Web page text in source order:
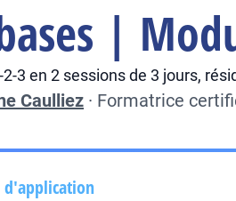
|
3 en 2 sessions de 3 jours,
Caulliez · Formatrice
d'application